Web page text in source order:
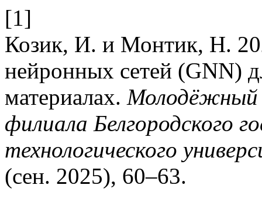
[1]
Козик, И. и Монтик, Н.
нейронных сетей (GNN)
материалах. Молодёжный
филиала Белгородского
технологического
(сен. 2025), 60–63.